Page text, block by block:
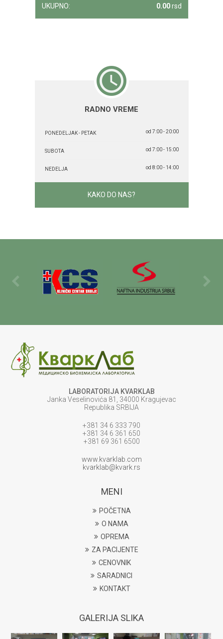
UKUPNO: 0.00rsd
RADNO VREME
PONEDELJAK - PETAK od 7:00 - 20:00
SUBOTA od 7:00 - 15:00
NEDELJA od 8:00 - 14:00
KAKO DO NAS?
LABORATORIJA KVARKLAB
Janka Veselinovića 81, 34000 Kragujevac
Republika SRBIJA
+381 34 6 333 790
+381 34 6 361 650
+381 69 361 6500
www.kvarklab.com
kvarklab@kvark.rs
MENI
POČETNA
O NAMA
OPREMA
ZA PACIJENTE
CENOVNIK
SARADNICI
KONTAKT
GALERIJA SLIKA